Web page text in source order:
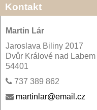
Kontakt
Martin Lár
Jaroslava Biliny 2017
Dvůr Králové nad Labem
54401
737 389 862
martinlar@email.cz